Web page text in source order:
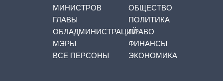
МИНИСТРОВ
ГЛАВЫ
ОБЛАДМИНИСТРАЦИЙ
МЭРЫ
ВСЕ ПЕРСОНЫ
ОБЩЕСТВО
ПОЛИТИКА
ПРАВО
ФИНАНСЫ
ЭКОНОМИКА